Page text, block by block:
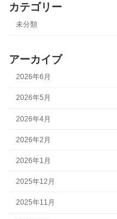
カテゴリー
未分類
アーカイブ
2026年6月
2026年5月
2026年4月
2026年2月
2026年1月
2025年12月
2025年11月